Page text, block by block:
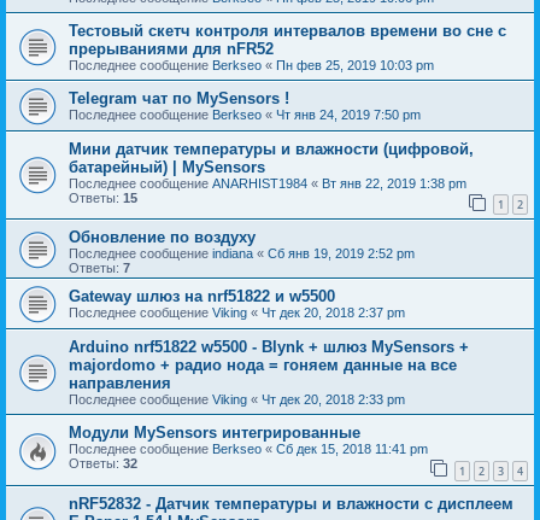
Тестовый скетч контроля интервалов времени во сне с
прерываниями для nFR52
Последнее сообщение Berkseo « Пн фев 25, 2019 10:03 pm
Telegram чат по MySensors !
Последнее сообщение Berkseo « Чт янв 24, 2019 7:50 pm
Мини датчик температуры и влажности (цифровой,
батарейный) | MySensors
Последнее сообщение ANARHIST1984 « Вт янв 22, 2019 1:38 pm
Ответы: 15 1 2
Обновление по воздуху
Последнее сообщение indiana « Сб янв 19, 2019 2:52 pm
Ответы: 7
Gateway шлюз на nrf51822 и w5500
Последнее сообщение Viking « Чт дек 20, 2018 2:37 pm
Arduino nrf51822 w5500 - Blynk + шлюз MySensors +
majordomo + радио нода = гоняем данные на все
направления
Последнее сообщение Viking « Чт дек 20, 2018 2:33 pm
Модули MySensors интегрированные
Последнее сообщение Berkseo « Сб дек 15, 2018 11:41 pm
Ответы: 32 1 2 3 4
nRF52832 - Датчик температуры и влажности с дисплеем